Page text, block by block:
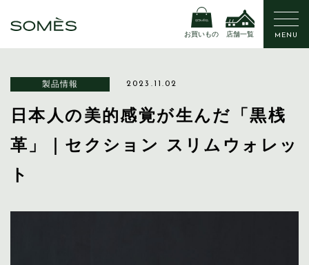
お買いもの 店舗一覧 MENU
製品情報 2023.11.02
日本人の美的感覚が生んだ「黒桟
革」｜セクション スリムウォレッ
ト